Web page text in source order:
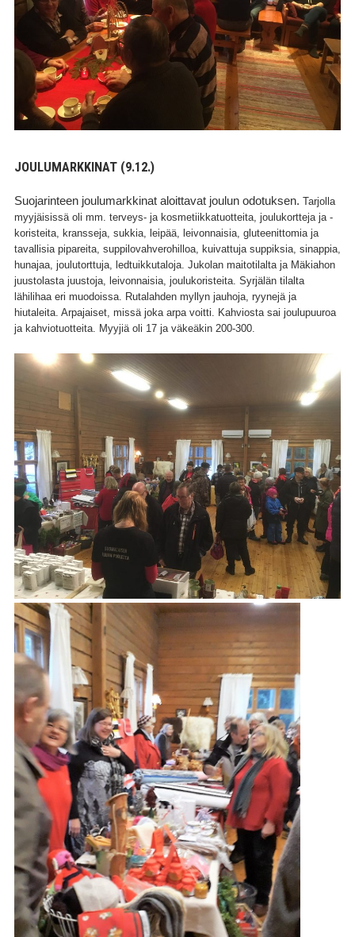
JOULUMARKKINAT (9.12.)
Suojarinteen joulumarkkinat aloittavat joulun odotuksen. Tarjolla
myyjäisissä oli mm. terveys- ja kosmetiikkatuotteita, joulukortteja ja -
koristeita, kransseja, sukkia, leipää, leivonnaisia, gluteenittomia ja
tavallisia pipareita, suppilovahverohilloa, kuivattuja suppiksia, sinappia,
hunajaa, joulutorttuja, ledtuikkutaloja. Jukolan maitotilalta ja Mäkiahon
juustolasta juustoja, leivonnaisia, joulukoristeita. Syrjälän tilalta
lähilihaa eri muodoissa. Rutalahden myllyn jauhoja, ryynejä ja
hiutaleita. Arpajaiset, missä joka arpa voitti. Kahviosta sai joulupuuroa
ja kahviotuotteita. Myyjiä oli 17 ja väkeäkin 200-300.